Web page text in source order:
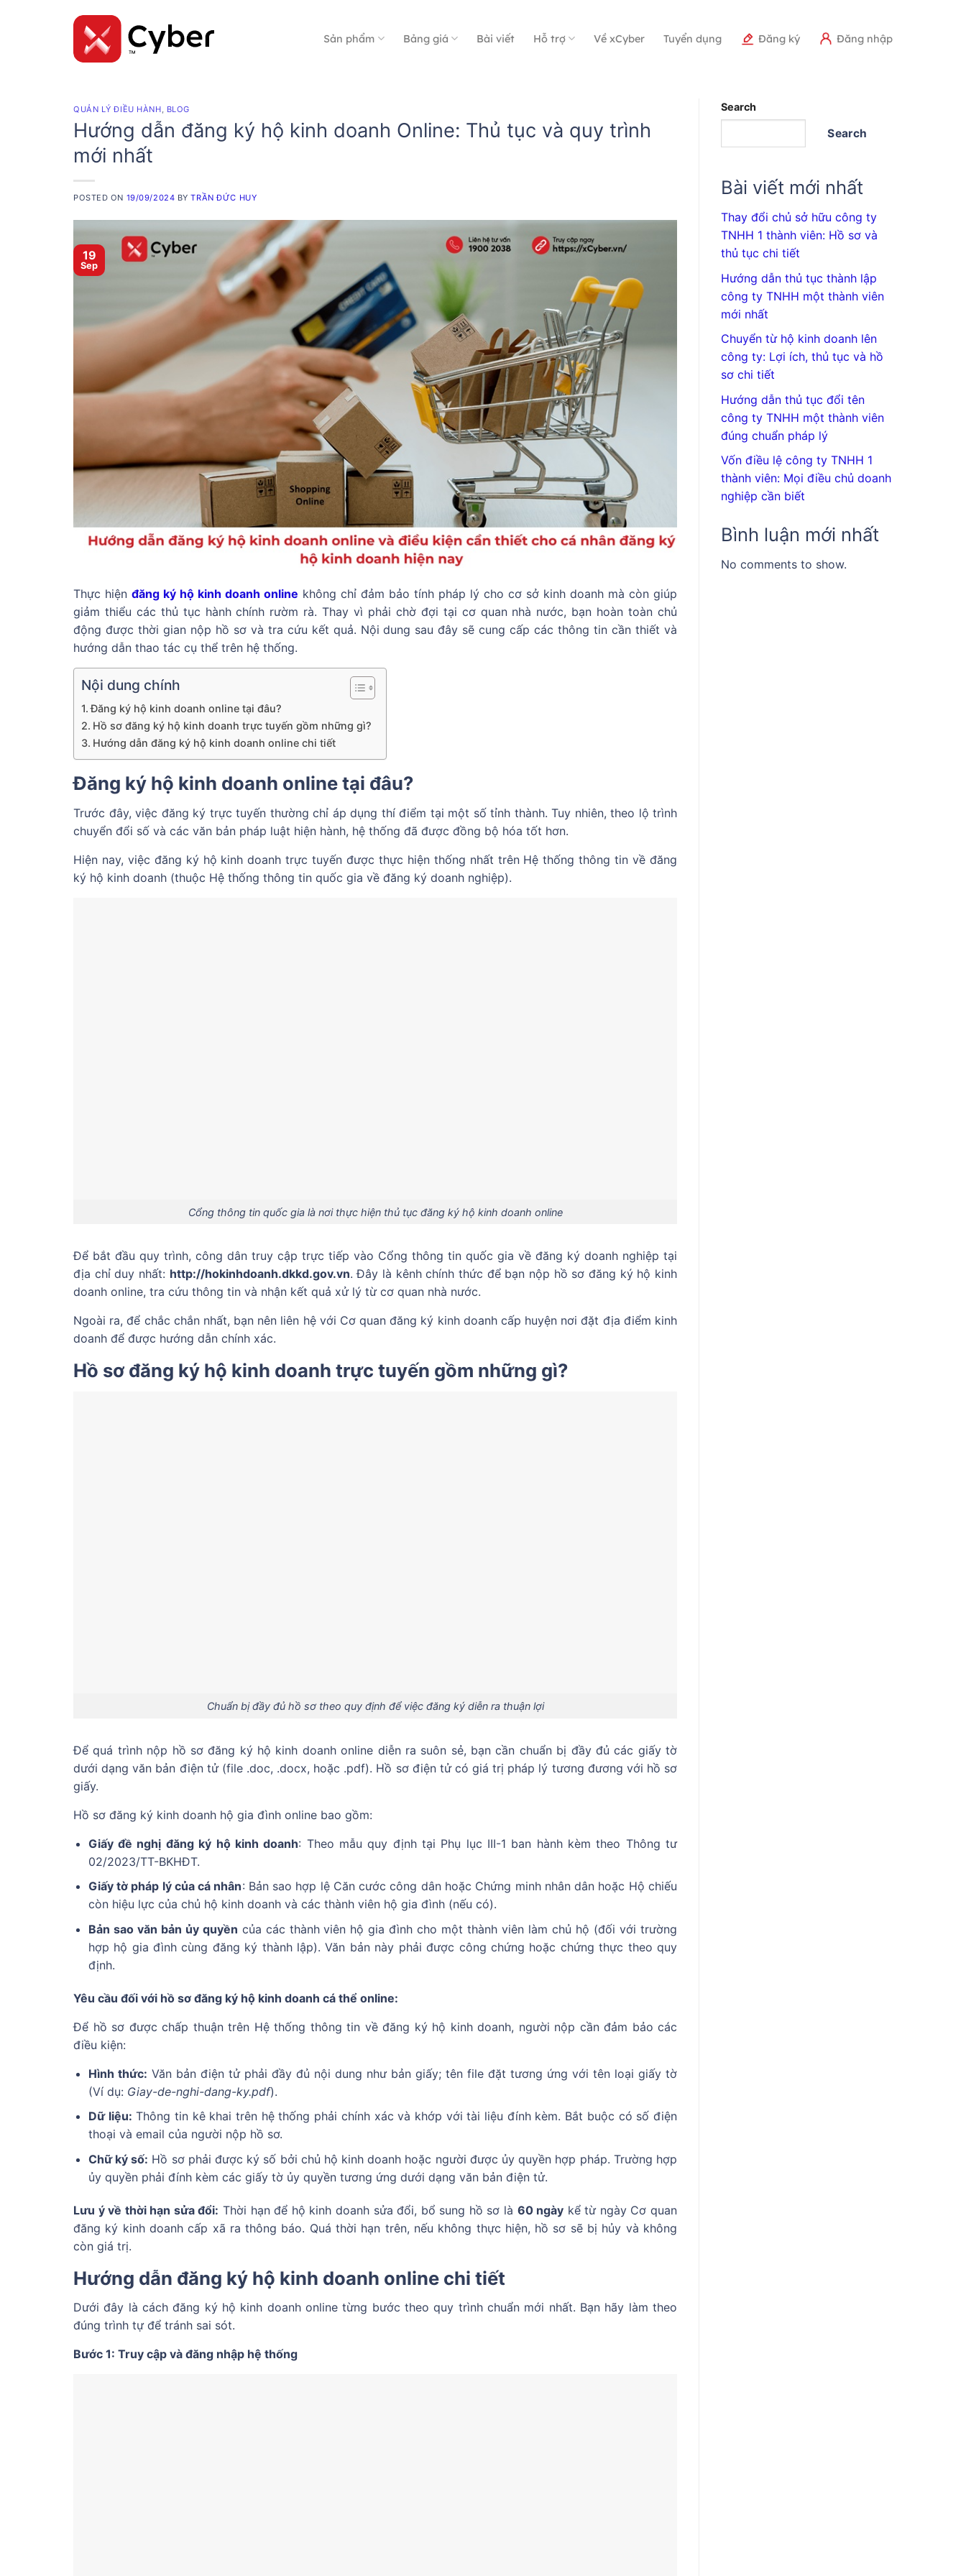
Sản phẩm Bảng giá Bài viết Hỗ trợ Về xCyber Tuyển dụng Đăng ký Đăng nhập
QUẢN LÝ ĐIỀU HÀNH, BLOG
Hướng dẫn đăng ký hộ kinh doanh Online: Thủ tục và quy trình
mới nhất
POSTED ON 19/09/2024 BYTRẦN ĐỨC HUY
19
Sep
Thực hiện đăng ký hộ kinh doanh online không chỉ đảm bảo tính pháp lý cho cơ sở kinh doanh mà còn giúp
giảm thiểu các thủ tục hành chính rườm rà. Thay vì phải chờ đợi tại cơ quan nhà nước, bạn hoàn toàn chủ
động được thời gian nộp hồ sơ và tra cứu kết quả. Nội dung sau đây sẽ cung cấp các thông tin cần thiết và
hướng dẫn thao tác cụ thể trên hệ thống.
Nội dung chính
Đăng ký hộ kinh doanh online tại đâu?
Hồ sơ đăng ký hộ kinh doanh trực tuyến gồm những gì?
Hướng dẫn đăng ký hộ kinh doanh online chi tiết
Đăng ký hộ kinh doanh online tại đâu?
Trước đây, việc đăng ký trực tuyến thường chỉ áp dụng thí điểm tại một số tỉnh thành. Tuy nhiên, theo lộ trình
chuyển đổi số và các văn bản pháp luật hiện hành, hệ thống đã được đồng bộ hóa tốt hơn.
Hiện nay, việc đăng ký hộ kinh doanh trực tuyến được thực hiện thống nhất trên Hệ thống thông tin về đăng
ký hộ kinh doanh (thuộc Hệ thống thông tin quốc gia về đăng ký doanh nghiệp).
Cổng thông tin quốc gia là nơi thực hiện thủ tục đăng ký hộ kinh doanh online
Để bắt đầu quy trình, công dân truy cập trực tiếp vào Cổng thông tin quốc gia về đăng ký doanh nghiệp tại
địa chỉ duy nhất: http://hokinhdoanh.dkkd.gov.vn. Đây là kênh chính thức để bạn nộp hồ sơ đăng ký hộ kinh
doanh online, tra cứu thông tin và nhận kết quả xử lý từ cơ quan nhà nước.
Ngoài ra, để chắc chắn nhất, bạn nên liên hệ với Cơ quan đăng ký kinh doanh cấp huyện nơi đặt địa điểm kinh
doanh để được hướng dẫn chính xác.
Hồ sơ đăng ký hộ kinh doanh trực tuyến gồm những gì?
Chuẩn bị đầy đủ hồ sơ theo quy định để việc đăng ký diễn ra thuận lợi
Để quá trình nộp hồ sơ đăng ký hộ kinh doanh online diễn ra suôn sẻ, bạn cần chuẩn bị đầy đủ các giấy tờ
dưới dạng văn bản điện tử (file .doc, .docx, hoặc .pdf). Hồ sơ điện tử có giá trị pháp lý tương đương với hồ sơ
giấy.
Hồ sơ đăng ký kinh doanh hộ gia đình online bao gồm:
Giấy đề nghị đăng ký hộ kinh doanh: Theo mẫu quy định tại Phụ lục III-1 ban hành kèm theo Thông tư
02/2023/TT-BKHĐT.
Giấy tờ pháp lý của cá nhân: Bản sao hợp lệ Căn cước công dân hoặc Chứng minh nhân dân hoặc Hộ chiếu
còn hiệu lực của chủ hộ kinh doanh và các thành viên hộ gia đình (nếu có).
Bản sao văn bản ủy quyền của các thành viên hộ gia đình cho một thành viên làm chủ hộ (đối với trường
hợp hộ gia đình cùng đăng ký thành lập). Văn bản này phải được công chứng hoặc chứng thực theo quy
định.
Yêu cầu đối với hồ sơ đăng ký hộ kinh doanh cá thể online:
Để hồ sơ được chấp thuận trên Hệ thống thông tin về đăng ký hộ kinh doanh, người nộp cần đảm bảo các
điều kiện:
Hình thức: Văn bản điện tử phải đầy đủ nội dung như bản giấy; tên file đặt tương ứng với tên loại giấy tờ
(Ví dụ: Giay-de-nghi-dang-ky.pdf).
Dữ liệu: Thông tin kê khai trên hệ thống phải chính xác và khớp với tài liệu đính kèm. Bắt buộc có số điện
thoại và email của người nộp hồ sơ.
Chữ ký số: Hồ sơ phải được ký số bởi chủ hộ kinh doanh hoặc người được ủy quyền hợp pháp. Trường hợp
ủy quyền phải đính kèm các giấy tờ ủy quyền tương ứng dưới dạng văn bản điện tử.
Lưu ý về thời hạn sửa đổi: Thời hạn để hộ kinh doanh sửa đổi, bổ sung hồ sơ là 60 ngày kể từ ngày Cơ quan
đăng ký kinh doanh cấp xã ra thông báo. Quá thời hạn trên, nếu không thực hiện, hồ sơ sẽ bị hủy và không
còn giá trị.
Hướng dẫn đăng ký hộ kinh doanh online chi tiết
Dưới đây là cách đăng ký hộ kinh doanh online từng bước theo quy trình chuẩn mới nhất. Bạn hãy làm theo
đúng trình tự để tránh sai sót.
Bước 1: Truy cập và đăng nhập hệ thống
Search
Search
Bài viết mới nhất
Thay đổi chủ sở hữu công ty
TNHH 1 thành viên: Hồ sơ và
thủ tục chi tiết
Hướng dẫn thủ tục thành lập
công ty TNHH một thành viên
mới nhất
Chuyển từ hộ kinh doanh lên
công ty: Lợi ích, thủ tục và hồ
sơ chi tiết
Hướng dẫn thủ tục đổi tên
công ty TNHH một thành viên
đúng chuẩn pháp lý
Vốn điều lệ công ty TNHH 1
thành viên: Mọi điều chủ doanh
nghiệp cần biết
Bình luận mới nhất
No comments to show.